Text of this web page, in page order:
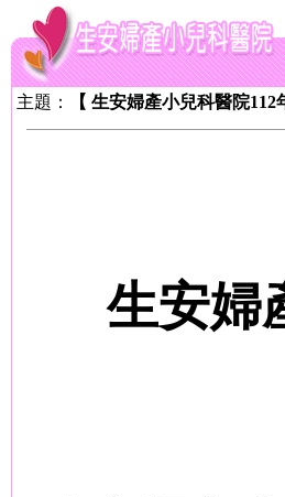
主題： 【 生安婦產小兒科醫院112
生安婦